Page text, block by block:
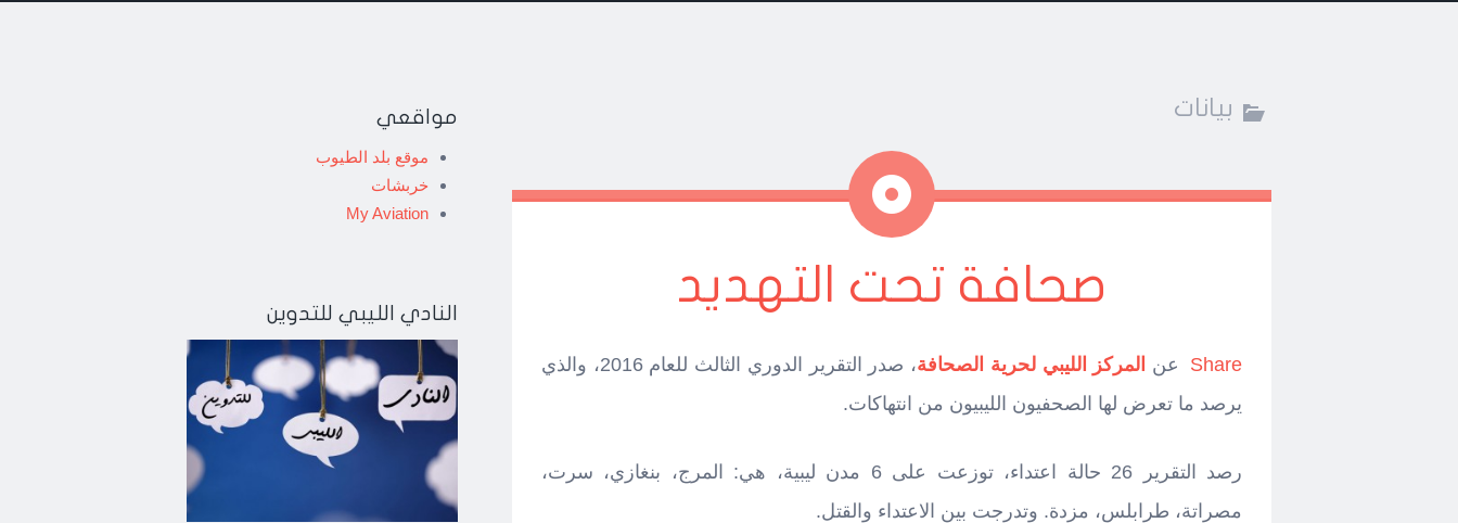
بيانات
ملاحظة
صحافة تحت التهديد
Share عن المركز الليبي لحرية الصحافة
، صدر التقرير الدوري الثالث للعام 2016، والذي
يرصد ما تعرض لها الصحفيون الليبيون من انتهاكات.
رصد التقرير 26 حالة اعتداء، توزعت على 6 مدن ليبية، هي: المرج، بنغازي، سرت،
مصراتة، طرابلس، مزدة. وتدرجت بين الاعتداء والقتل.
مواقعي
موقع بلد الطيوب
خربشات
My Aviation
النادي الليبي للتدوين